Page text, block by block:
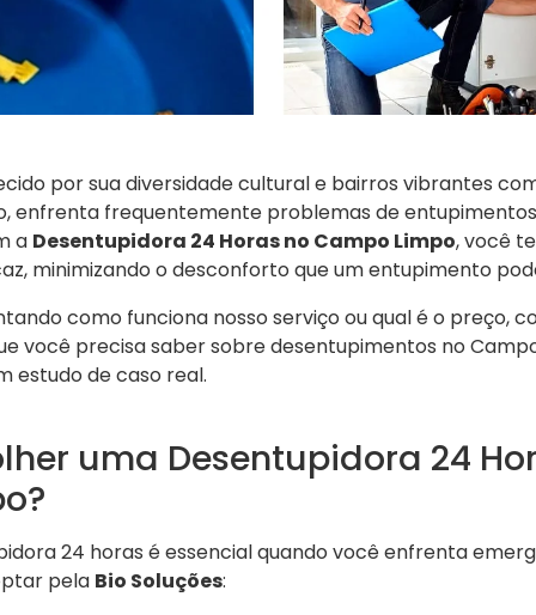
por sua diversidade cultural e bairros vibrantes
enfrenta frequentemente problemas de
a Desentupidora 24 Horas no Campo Limpo, você
minimizando o desconforto que um entupimento
como funciona nosso serviço ou qual é o preço,
você precisa saber sobre desentupimentos no
estudo de caso real.
uma Desentupidora 24
24 horas é essencial quando você enfrenta
pela Bio Soluções: